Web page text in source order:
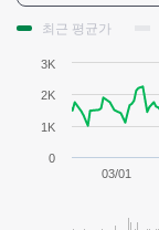
최근 평균가
03/01
0
1K
2K
3K